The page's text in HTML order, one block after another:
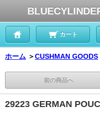
カート
ホーム ＞CUSHMAN GOODS
前の商品へ
29223 GERMAN